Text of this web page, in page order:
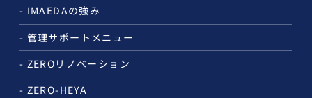
IMAEDAの強み
管理サポートメニュー
ZEROリノベーション
ZERO-HEYA